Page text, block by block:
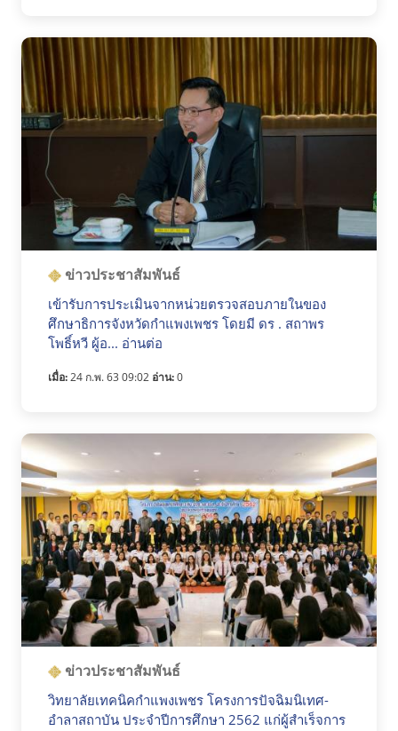
ข่าวประชาสัมพันธ์
เข้ารับการประเมินจากหน่วยตรวจสอบภายในของ
ศึกษาธิการจังหวัดกำแพงเพชร โดยมี ดร . สถาพร
โพธิ์หวี ผู้อ... อ่านต่อ
เมื่อ:24 ก.พ. 63 09:02 อ่าน:0
ข่าวประชาสัมพันธ์
วิทยาลัยเทคนิคกำแพงเพชร โครงการปัจฉิมนิเทศ-
อำลาสถาบัน ประจำปีการศึกษา 2562 แก่ผู้สำเร็จการ